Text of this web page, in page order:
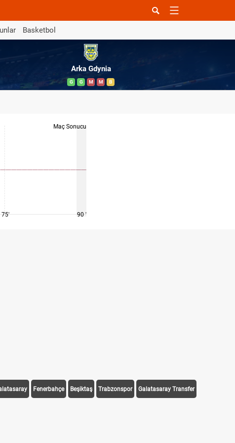
Basketbol
Arka Gdynia
G G M M B
75'
Maç Sonucu
90 '
Fenerbahçe Beşiktaş Trabzonspor Galatasaray Transfer